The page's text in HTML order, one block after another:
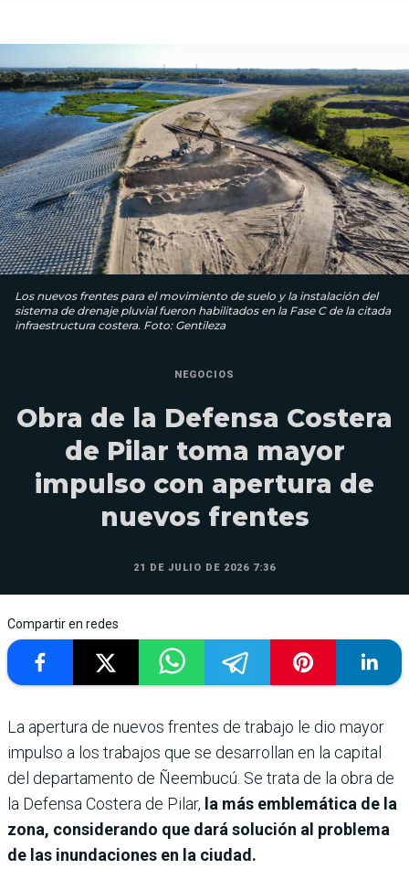
Los nuevos frentes para el movimiento de suelo y la instalación del
sistema de drenaje pluvial fueron habilitados en la Fase C de la citada
infraestructura costera. Foto: Gentileza
NEGOCIOS
Obra de la Defensa Costera
de Pilar toma mayor
impulso con apertura de
nuevos frentes
21 DE JULIO DE 2026 7:36
Compartir en redes
La apertura de nuevos frentes de trabajo le dio mayor
impulso a los trabajos que se desarrollan en la capital
del departamento de Ñeembucú. Se trata de la obra de
la Defensa Costera de Pilar, la más emblemática de la
zona, considerando que dará solución al problema
de las inundaciones en la ciudad.